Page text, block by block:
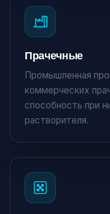
Прачечные
Промышленная
коммерческих
способность при
растворителя.